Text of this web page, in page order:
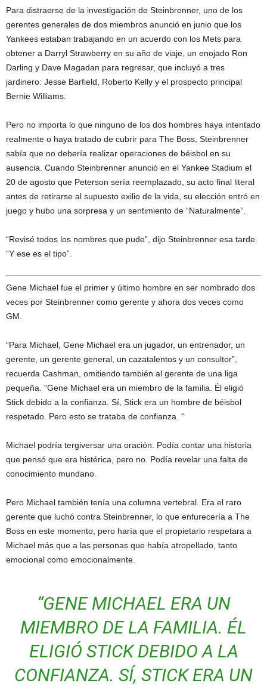
Para distraerse de la investigación de Steinbrenner, uno de los
gerentes generales de dos miembros anunció en junio que los
Yankees estaban trabajando en un acuerdo con los Mets para
obtener a Darryl Strawberry en su año de viaje, un enojado Ron
Darling y Dave Magadan para regresar, que incluyó a tres
jardinero: Jesse Barfield, Roberto Kelly y el prospecto principal
Bernie Williams.
Pero no importa lo que ninguno de los dos hombres haya intentado
realmente o haya tratado de cubrir para The Boss, Steinbrenner
sabía que no debería realizar operaciones de béisbol en su
ausencia. Cuando Steinbrenner anunció en el Yankee Stadium el
20 de agosto que Peterson sería reemplazado, su acto final literal
antes de retirarse al supuesto exilio de la vida, su elección entró en
juego y hubo una sorpresa y un sentimiento de “Naturalmente”.
“Revisé todos los nombres que pude”, dijo Steinbrenner esa tarde.
“Y ese es el tipo”.
Gene Michael fue el primer y último hombre en ser nombrado dos
veces por Steinbrenner como gerente y ahora dos veces como
GM.
“Para Michael, Gene Michael era un jugador, un entrenador, un
gerente, un gerente general, un cazatalentos y un consultor”,
recuerda Cashman, omitiendo también al gerente de una liga
pequeña. “Gene Michael era un miembro de la familia. Él eligió
Stick debido a la confianza. Sí, Stick era un hombre de béisbol
respetado. Pero esto se trataba de confianza. “
Michael podría tergiversar una oración. Podía contar una historia
que pensó que era histérica, pero no. Podía revelar una falta de
conocimiento mundano.
Pero Michael también tenía una columna vertebral. Era el raro
gerente que luchó contra Steinbrenner, lo que enfurecería a The
Boss en este momento, pero haría que el propietario respetara a
Michael más que a las personas que había atropellado, tanto
emocional como emocionalmente.
“GENE MICHAEL ERA UN
MIEMBRO DE LA FAMILIA. ÉL
ELIGIÓ STICK DEBIDO A LA
CONFIANZA. SÍ, STICK ERA UN